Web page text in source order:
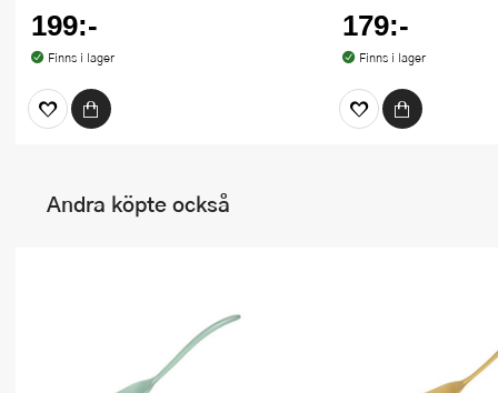
199:-
Finns i lager
179:-
Finns i lager
Andra köpte också